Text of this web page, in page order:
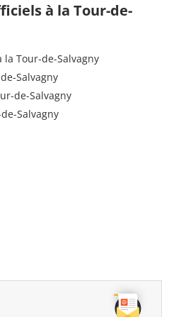
à la Tour-de-
Tour-de-Salvagny
Salvagny
de-Salvagny
Salvagny